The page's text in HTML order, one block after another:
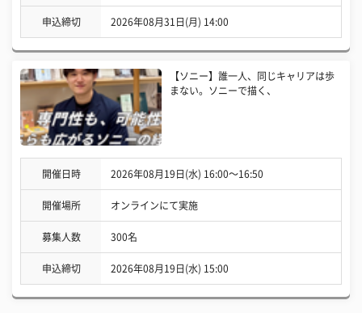
申込締切 2026年08月31日(月) 14:00
【ソニー】誰一人、同じキャリアは歩
まない。ソニーで描く、
開催日時 2026年08月19日(水) 16:00〜16:50
開催場所 オンラインにて実施
募集人数 300名
申込締切 2026年08月19日(水) 15:00